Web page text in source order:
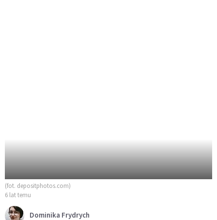
(fot. depositphotos.com)
6 lat temu
Dominika Frydrych